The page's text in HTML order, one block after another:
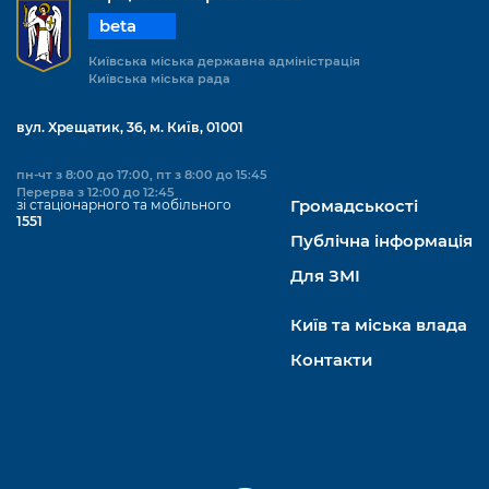
beta
Київська міська державна адміністрація
Київська міська рада
вул. Хрещатик, 36, м. Київ, 01001
пн-чт з 8:00 до 17:00, пт з 8:00 до 15:45
Перерва з 12:00 до 12:45
зі стаціонарного та мобільного
1551
Громадськості
Публічна інформація
Для ЗМІ
Київ та міська влада
Контакти